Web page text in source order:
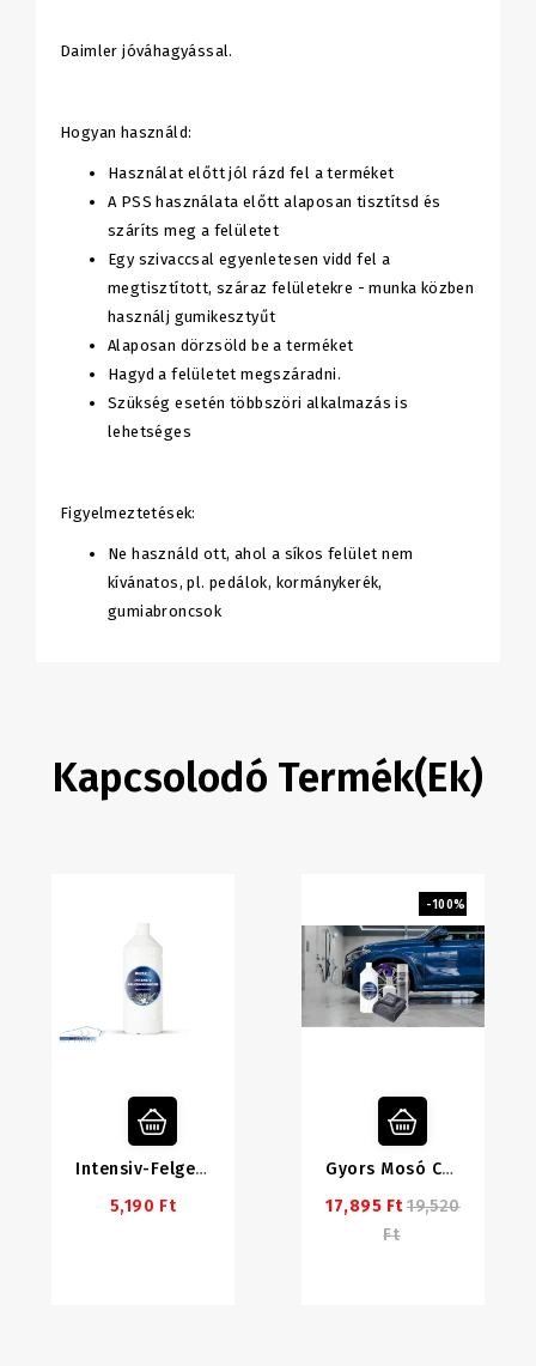
Daimler jóváhagyással.
Hogyan használd:
Használat előtt jól rázd fel a terméket
A PSS használata előtt alaposan tisztítsd és
száríts meg a felületet
Egy szivaccsal egyenletesen vidd fel a
megtisztított, száraz felületekre - munka közben
használj gumikesztyűt
Alaposan dörzsöld be a terméket
Hagyd a felületet megszáradni.
Szükség esetén többszöri alkalmazás is
lehetséges
Figyelmeztetések:
Ne használd ott, ahol a síkos felület nem
kívánatos, pl. pedálok, kormánykerék,
gumiabroncsok
Kapcsolodó Termék(ek)
Intensiv-Felgenreiniger - Intenzív Felnitisztító (lúgos), 1 Kg
5,190 Ft
-100%
Gyors Mosó Csomag
17,895 Ft 19,520
Ft